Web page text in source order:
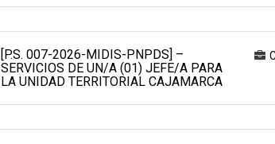
[P.S. 007-2026-MIDIS-PNPDS] –
SERVICIOS DE UN/A (01) JEFE/A PARA
LA UNIDAD TERRITORIAL CAJAMARCA